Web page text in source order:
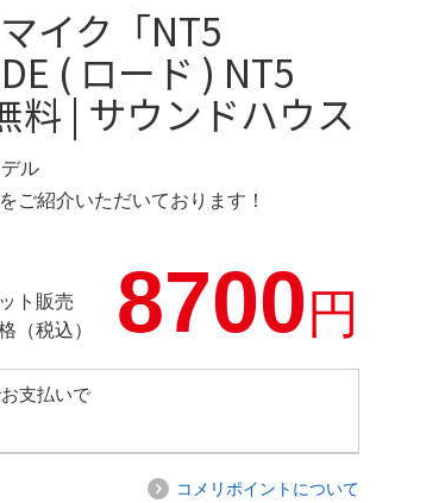
イク「NT5
( ロード ) NT5
料 | サウンドハウス
ル
ご紹介いただいております！
ト販売
（税込）
8700円
支払いで
コメリポイントについて